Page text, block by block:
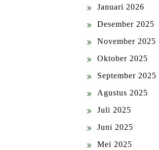
Januari 2026
Desember 2025
November 2025
Oktober 2025
September 2025
Agustus 2025
Juli 2025
Juni 2025
Mei 2025